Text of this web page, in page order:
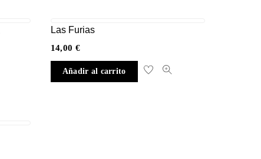
Las Furias
14,00 €
Añadir al carrito